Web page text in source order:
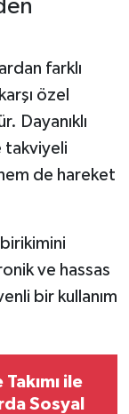
farklı
özel
Dayanıklı
takviyeli
de hareket
ve hassas
bir kullanım
ile
Sosyal